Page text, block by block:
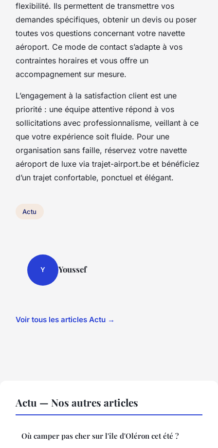
flexibilité. Ils permettent de transmettre vos
demandes spécifiques, obtenir un devis ou poser
toutes vos questions concernant votre navette
aéroport. Ce mode de contact s’adapte à vos
contraintes horaires et vous offre un
accompagnement sur mesure.
L’engagement à la satisfaction client est une
priorité : une équipe attentive répond à vos
sollicitations avec professionnalisme, veillant à ce
que votre expérience soit fluide. Pour une
organisation sans faille, réservez votre navette
aéroport de luxe via trajet-airport.be et bénéficiez
d’un trajet confortable, ponctuel et élégant.
Actu
Y Youssef
Voir tous les articles Actu →
Actu — Nos autres articles
Où camper pas cher sur l'île d'Oléron cet été ?